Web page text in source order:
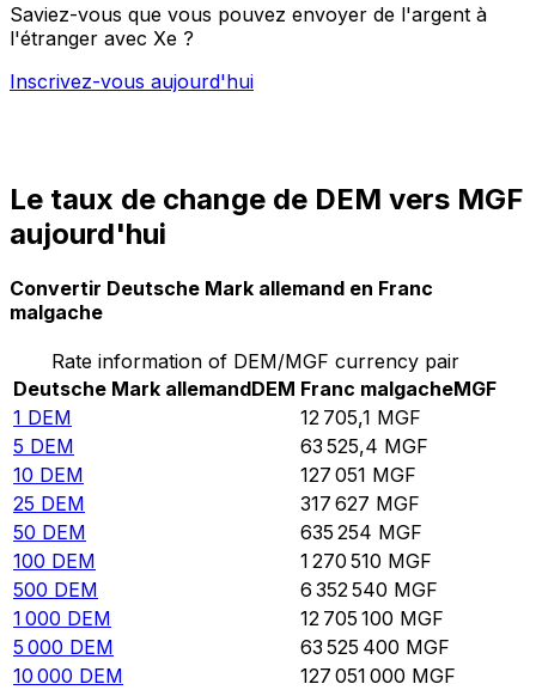
Saviez-vous que vous pouvez envoyer de l'argent à
l'étranger avec Xe ?
Inscrivez-vous aujourd'hui
Le taux de change de DEM vers MGF
aujourd'hui
Convertir Deutsche Mark allemand en Franc
malgache
Rate information of DEM/MGF currency pair
Deutsche Mark allemandDEM Franc malgacheMGF
1 DEM 12 705,1 MGF
5 DEM 63 525,4 MGF
10 DEM 127 051 MGF
25 DEM 317 627 MGF
50 DEM 635 254 MGF
100 DEM 1 270 510 MGF
500 DEM 6 352 540 MGF
1 000 DEM 12 705 100 MGF
5 000 DEM 63 525 400 MGF
10 000 DEM 127 051 000 MGF